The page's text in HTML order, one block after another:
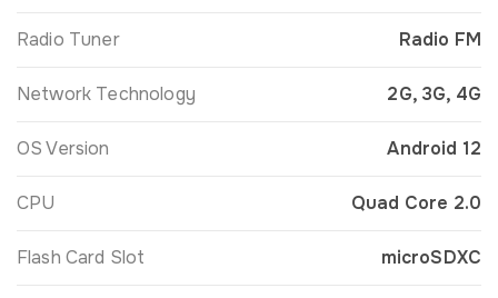
Radio Tuner Radio FM
Network Technology 2G, 3G, 4G
OS Version Android 12
CPU Quad Core 2.0
Flash Card Slot microSDXC